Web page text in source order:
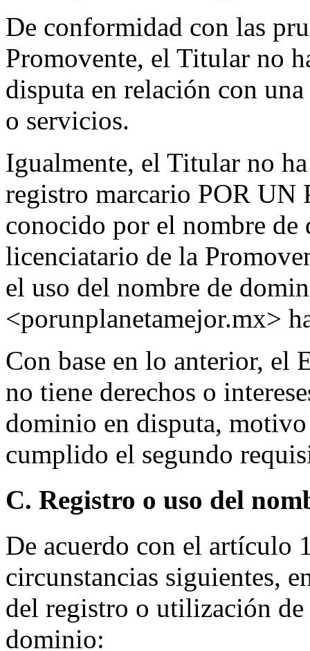
De conformidad con las
Promovente, el Titular no
disputa en relación con
o servicios.
Igualmente, el Titular no
registro marcario POR
conocido por el nombre
licenciatario de la
el uso del nombre de
<porunplanetamejor.mx>
Con base en lo anterior, el
no tiene derechos o
dominio en disputa,
cumplido el segundo
C. Registro o uso del
De acuerdo con el artículo
circunstancias siguientes,
del registro o utilización
dominio: